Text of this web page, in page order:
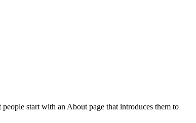
start with an About page that introduces them to